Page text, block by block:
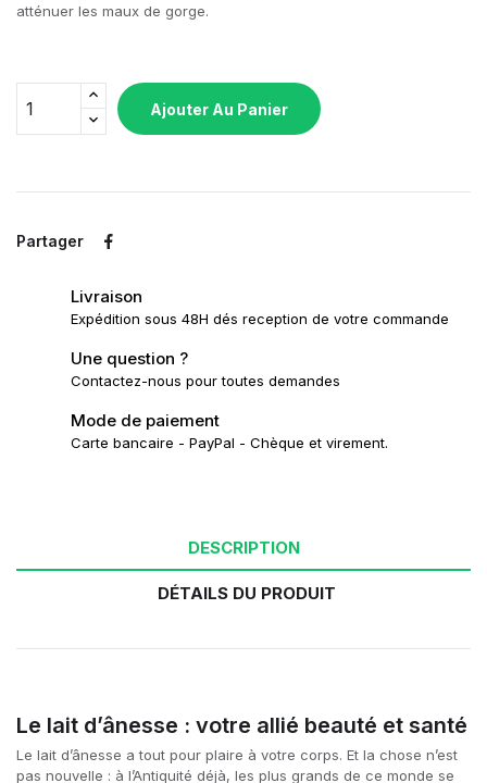
atténuer les maux de gorge.
Ajouter Au Panier
Partager
Livraison
Expédition sous 48H dés reception de votre commande
Une question ?
Contactez-nous pour toutes demandes
Mode de paiement
Carte bancaire - PayPal - Chèque et virement.
DESCRIPTION
DÉTAILS DU PRODUIT
Le lait d’ânesse : votre allié beauté et santé
Le lait d’ânesse a tout pour plaire à votre corps. Et la chose n’est
pas nouvelle : à l’Antiquité déjà, les plus grands de ce monde se